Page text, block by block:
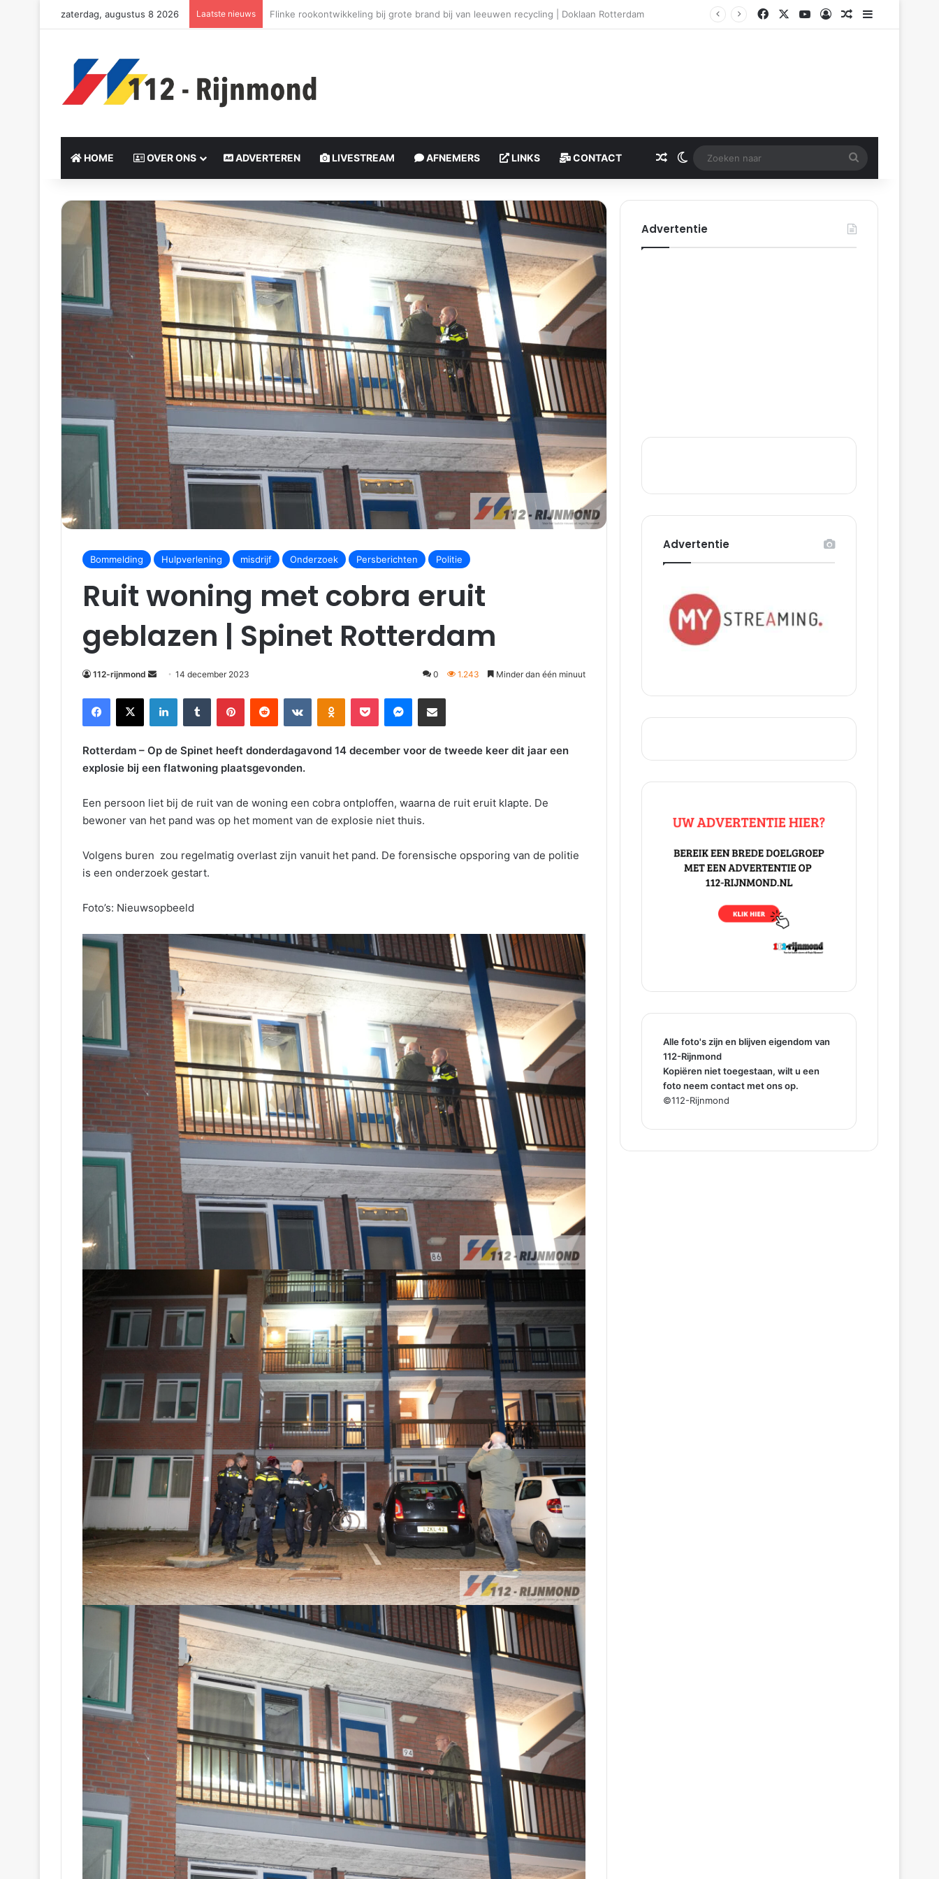
zaterdag, augustus 8 2026 Laatste nieuws Woning volledig verwoest door brand, bewoner zwaargewond | Watertorenweg Rotterdam Facebook
X YouTubeLog InGerelateerd artikel
Sidebar
HOME OVER ONS ADVERTEREN LIVESTREAM AFNEMERS LINKS CONTACT Gerelateerd artikel
Switch skin
Zoeken
naar
Bommelding Hulpverlening misdrijf Onderzoek Persberichten Politie
Ruit woning met cobra eruit
geblazen | Spinet Rotterdam
112-rijnmond
Send
14 december 2023 0 1.243 Minder dan één minuut
Facebook
X LinkedInTumblr PinterestReddit VKontakteOdnoklassniki
Pocket Messenger
Deel via E-mail
Rotterdam – Op de Spinet heeft donderdagavond 14 december voor de tweede keer dit jaar een
explosie bij een flatwoning plaatsgevonden.
Een persoon liet bij de ruit van de woning een cobra ontploffen, waarna de ruit eruit klapte. De
bewoner van het pand was op het moment van de explosie niet thuis.
Volgens buren zou regelmatig overlast zijn vanuit het pand. De forensische opsporing van de politie
is een onderzoek gestart.
Foto’s: Nieuwsopbeeld
Advertentie
Advertentie
Alle foto's zijn en blijven eigendom van
112-Rijnmond
Kopiëren niet toegestaan, wilt u een
foto neem contact met ons op.
©112-Rijnmond